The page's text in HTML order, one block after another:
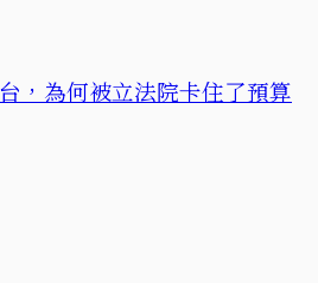
，為何被立法院卡住了預算